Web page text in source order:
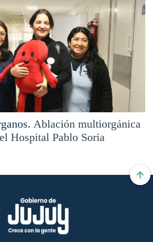
Ablación multiorgánica
Hospital Pablo Soria